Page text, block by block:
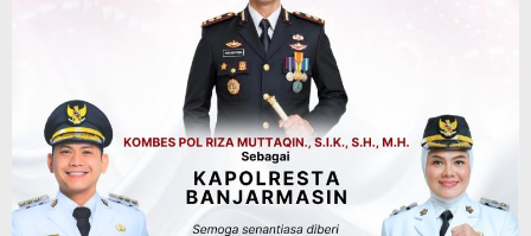
Operasi Sikat Intan 2026 Berakhir, Polda
Kalsel Amankan Ribuan Miras Hingga
Beberapa Tuak